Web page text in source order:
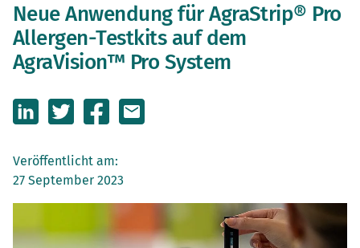
Neue Anwendung für AgraStrip® Pro
Allergen-Testkits auf dem
AgraVision™ Pro System
Veröffentlicht am:
27 September 2023